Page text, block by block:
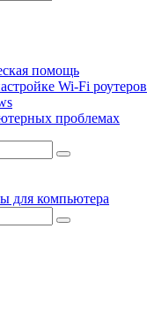
помощь
Wi-Fi роутеров
проблемах